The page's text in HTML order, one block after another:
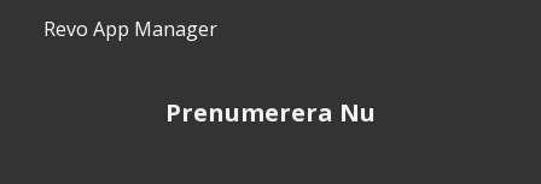
Revo App Manager
Prenumerera Nu